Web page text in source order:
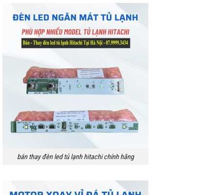
bán thay đèn led tủ lạnh hitachi chính hãng